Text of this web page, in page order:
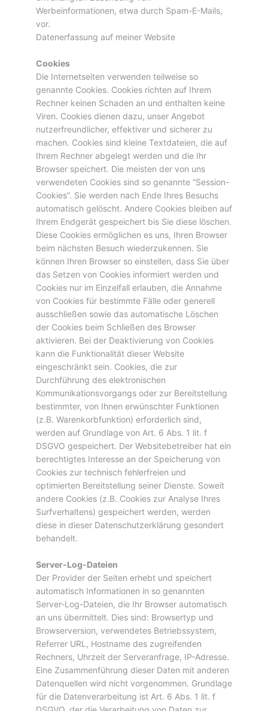
Werbeinformationen, etwa durch Spam-E-Mails,
vor.
Datenerfassung auf meiner Website
Cookies
Die Internetseiten verwenden teilweise so
genannte Cookies. Cookies richten auf Ihrem
Rechner keinen Schaden an und enthalten keine
Viren. Cookies dienen dazu, unser Angebot
nutzerfreundlicher, effektiver und sicherer zu
machen. Cookies sind kleine Textdateien, die auf
Ihrem Rechner abgelegt werden und die Ihr
Browser speichert. Die meisten der von uns
verwendeten Cookies sind so genannte “Session-
Cookies”. Sie werden nach Ende Ihres Besuchs
automatisch gelöscht. Andere Cookies bleiben auf
Ihrem Endgerät gespeichert bis Sie diese löschen.
Diese Cookies ermöglichen es uns, Ihren Browser
beim nächsten Besuch wiederzukennen. Sie
können Ihren Browser so einstellen, dass Sie über
das Setzen von Cookies informiert werden und
Cookies nur im Einzelfall erlauben, die Annahme
von Cookies für bestimmte Fälle oder generell
ausschließen sowie das automatische Löschen
der Cookies beim Schließen des Browser
aktivieren. Bei der Deaktivierung von Cookies
kann die Funktionalität dieser Website
eingeschränkt sein. Cookies, die zur
Durchführung des elektronischen
Kommunikationsvorgangs oder zur Bereitstellung
bestimmter, von Ihnen erwünschter Funktionen
(z.B. Warenkorbfunktion) erforderlich sind,
werden auf Grundlage von Art. 6 Abs. 1 lit. f
DSGVO gespeichert. Der Websitebetreiber hat ein
berechtigtes Interesse an der Speicherung von
Cookies zur technisch fehlerfreien und
optimierten Bereitstellung seiner Dienste. Soweit
andere Cookies (z.B. Cookies zur Analyse Ihres
Surfverhaltens) gespeichert werden, werden
diese in dieser Datenschutzerklärung gesondert
behandelt.
Server-Log-Dateien
Der Provider der Seiten erhebt und speichert
automatisch Informationen in so genannten
Server-Log-Dateien, die Ihr Browser automatisch
an uns übermittelt. Dies sind: Browsertyp und
Browserversion, verwendetes Betriebssystem,
Referrer URL, Hostname des zugreifenden
Rechners, Uhrzeit der Serveranfrage, IP-Adresse.
Eine Zusammenführung dieser Daten mit anderen
Datenquellen wird nicht vorgenommen. Grundlage
für die Datenverarbeitung ist Art. 6 Abs. 1 lit. f